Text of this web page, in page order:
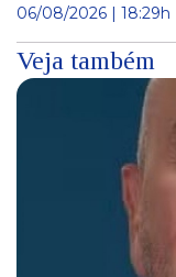
06/08/2026 | 18:29h
Veja também